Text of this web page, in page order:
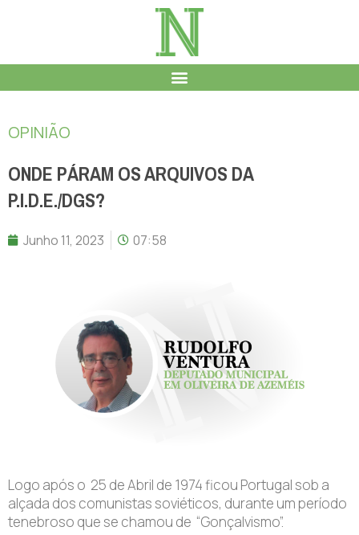
OPINIÃO
ONDE PÁRAM OS ARQUIVOS DA
P.I.D.E./DGS?
Junho 11, 2023 07:58
Logo após o 25 de Abril de 1974 ficou Portugal sob a
alçada dos comunistas soviéticos, durante um período
tenebroso que se chamou de “Gonçalvismo”.